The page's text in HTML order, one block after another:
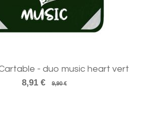
- duo music heart vert
8,91 €
9,90 €